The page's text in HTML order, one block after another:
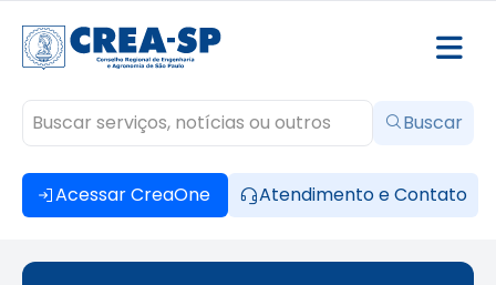
Acessar CreaOne Atendimento e Contato
Buscar